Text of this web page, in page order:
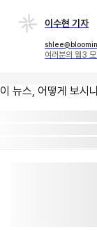
이수현 기자
여러분의 웹3
이 뉴스, 어떻게 보시